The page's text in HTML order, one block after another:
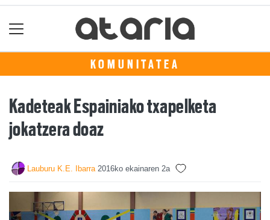
KOMUNITATEA
Kadeteak Espainiako txapelketa
jokatzera doaz
Lauburu K.E. Ibarra 2016ko ekainaren 2a